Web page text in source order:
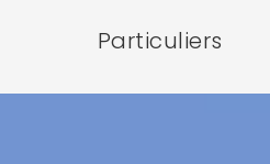
Particuliers